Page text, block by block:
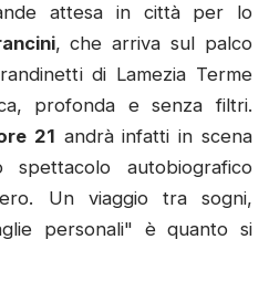
attesa in città per lo
, che arriva sul palco
di Lamezia Terme
profonda e senza filtri.
21 andrà infatti in scena
spettacolo autobiografico
Un viaggio tra sogni,
personali" è quanto si